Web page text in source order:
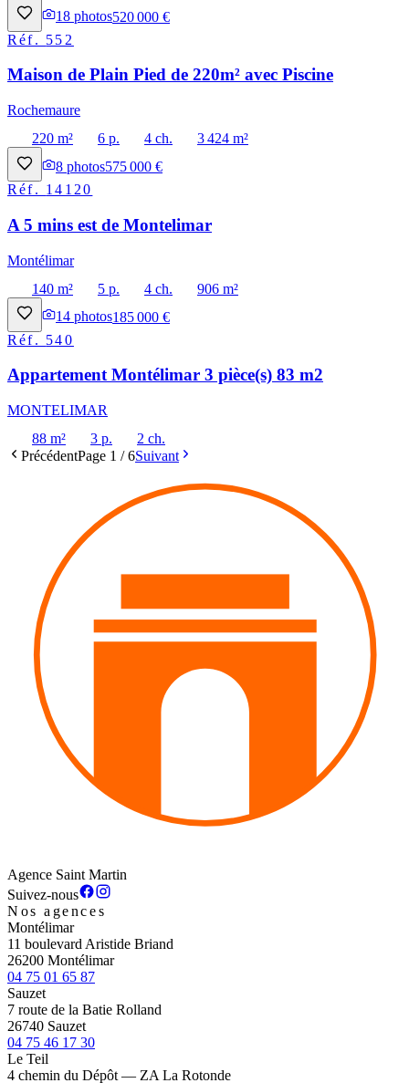
18 photos520 000 €
Réf. 552
Maison de Plain Pied de 220m² avec Piscine
Rochemaure
220 m²
6 p. 4 ch.
3 424 m²
8 photos575 000 €
Réf. 14120
A 5 mins est de Montelimar
Montélimar
140 m²
5 p. 4 ch.
906 m²
14 photos185 000 €
Réf. 540
Appartement Montélimar 3 pièce(s) 83 m2
MONTELIMAR
88 m²
3 p.
2 ch.
PrécédentPage 1 /6Suivant
Agence Saint Martin
Suivez-nous
Nos agences
Montélimar
11 boulevard Aristide Briand
26200 Montélimar
04 75 01 65 87
Sauzet
7 route de la Batie Rolland
26740 Sauzet
04 75 46 17 30
Le Teil
4 chemin du Dépôt — ZA La Rotonde